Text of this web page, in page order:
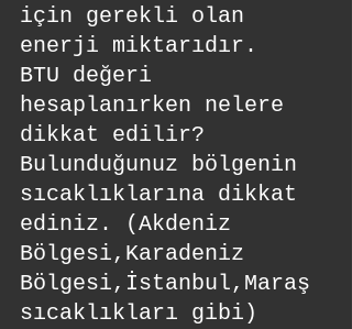
için gerekli olan
enerji miktarıdır.
BTU değeri
hesaplanırken nelere
dikkat edilir?
Bulunduğunuz bölgenin
sıcaklıklarına dikkat
ediniz. (Akdeniz
Bölgesi,Karadeniz
Bölgesi,İstanbul,Maraş
sıcaklıkları gibi)